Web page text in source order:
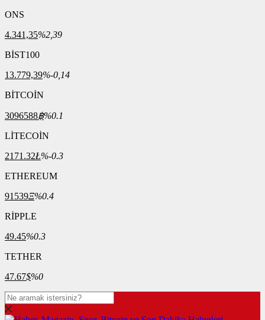
ONS
4.341,35%2,39
BİST100
13.779,39%-0,14
BİTCOİN
3096588฿%0.1
LİTECOİN
2171.32Ł%-0.3
ETHEREUM
91539Ξ%0.4
RİPPLE
49.45%0.3
TETHER
47.67$%0